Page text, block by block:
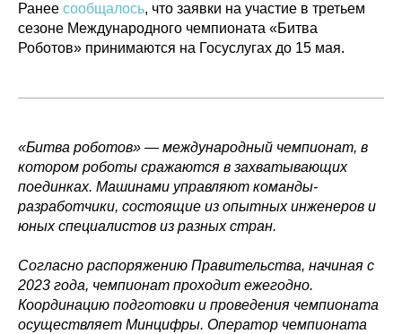
Ранее сообщалось, что заявки на участие в третьем
сезоне Международного чемпионата «Битва
Роботов» принимаются на Госуслугах до 15 мая.
«Битва роботов» — международный чемпионат, в
котором роботы сражаются в захватывающих
поединках. Машинами управляют команды-
разработчики, состоящие из опытных инженеров и
юных специалистов из разных стран.
Согласно распоряжению Правительства, начиная с
2023 года, чемпионат проходит ежегодно.
Координацию подготовки и проведения чемпионата
осуществляет Минцифры. Оператор чемпионата
Политика конфиденциальности
© 2015-2026 НАУРР. Все права защищены.
При использовании материалов ссылка на ROBOTUNION.RU — обязательна